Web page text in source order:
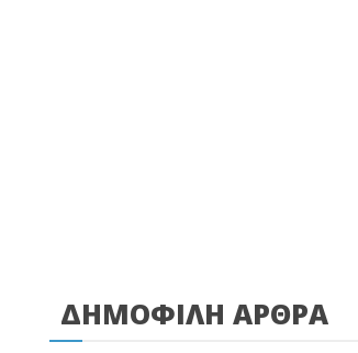
ΔΗΜΟΦΙΛΗ ΑΡΘΡΑ